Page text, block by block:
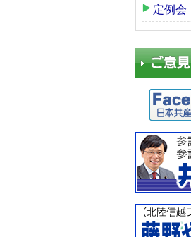
定例会